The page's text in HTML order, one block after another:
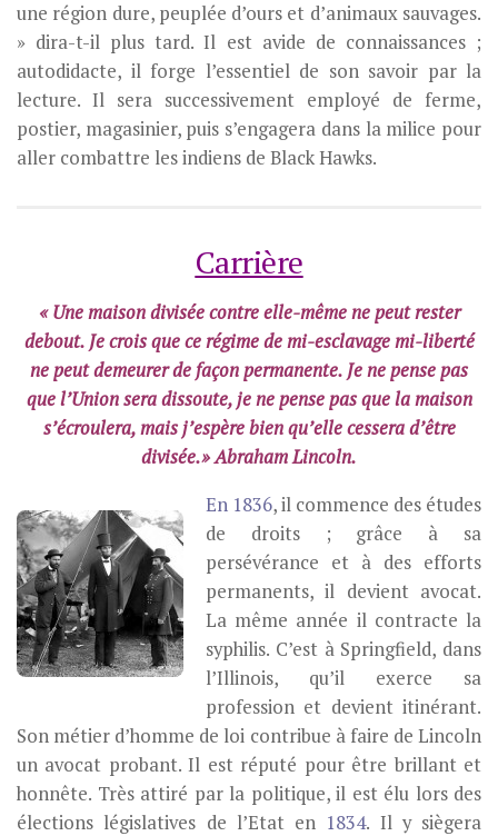
une région dure, peuplée d’ours et d’animaux sauvages.
» dira-t-il plus tard. Il est avide de connaissances ;
autodidacte, il forge l’essentiel de son savoir par la
lecture. Il sera successivement employé de ferme,
postier, magasinier, puis s’engagera dans la milice pour
aller combattre les indiens de Black Hawks.
Carrière
« Une maison divisée contre elle-même ne peut rester
debout. Je crois que ce régime de mi-esclavage mi-liberté
ne peut demeurer de façon permanente. Je ne pense pas
que l’Union sera dissoute, je ne pense pas que la maison
s’écroulera, mais j’espère bien qu’elle cessera d’être
divisée.» Abraham Lincoln.
En 1836, il commence des études
de droits ; grâce à sa
persévérance et à des efforts
permanents, il devient avocat.
La même année il contracte la
syphilis. C’est à Springfield, dans
l’Illinois, qu’il exerce sa
profession et devient itinérant.
Son métier d’homme de loi contribue à faire de Lincoln
un avocat probant. Il est réputé pour être brillant et
honnête. Très attiré par la politique, il est élu lors des
élections législatives de l’Etat en 1834. Il y siègera